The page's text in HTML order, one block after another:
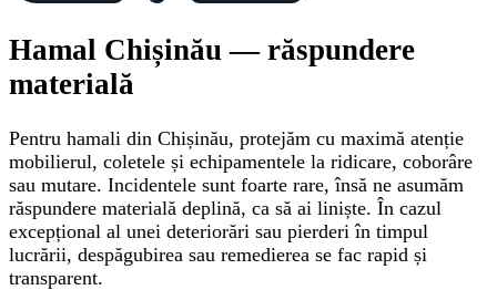
Hamal Chișinău — răspundere
materială
Pentru hamali din Chișinău, protejăm cu maximă atenție
mobilierul, coletele și echipamentele la ridicare, coborâre
sau mutare. Incidentele sunt foarte rare, însă ne asumăm
răspundere materială deplină, ca să ai liniște. În cazul
excepțional al unei deteriorări sau pierderi în timpul
lucrării, despăgubirea sau remedierea se fac rapid și
transparent.